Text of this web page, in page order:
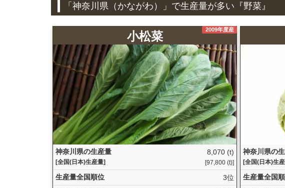
「神奈川県（かながわ）」で生産量が多い『野菜』
2009年度産
小松菜
神奈川県の生産量
[全国(日本)生産量]
8,070 (t)
[97,800 (t)]
生産量全国順位
3位
神奈川県の
[全国(日本)生
生産量全国